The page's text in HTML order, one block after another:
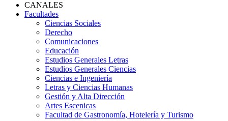
CANALES
Facultades
Ciencias Sociales
Derecho
Comunicaciones
Educación
Estudios Generales Letras
Estudios Generales Ciencias
Ciencias e Ingeniería
Letras y Ciencias Humanas
Gestión y Alta Dirección
Artes Escenicas
Facultad de Gastronomía, Hotelería y Turismo